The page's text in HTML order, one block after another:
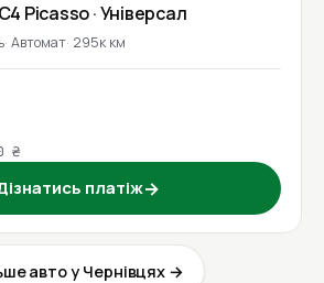
Picasso· Універсал
Автомат 295к км
₴
платіж→
авто у Чернівцях →